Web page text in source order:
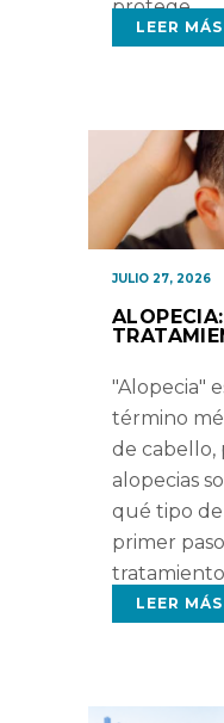
protege
LEER MÁS
JULIO 27, 2026
"Alopecia"
término
de cabello,
alopecias
qué tipo de
primer
tratamiento
LEER MÁS